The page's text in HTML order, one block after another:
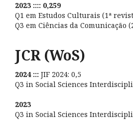
2023 :::: 0,259
Q1 em Estudos Culturais (1ª
Q3 em Ciências da Comunicação
JCR (WoS)
2024 ::: JIF 2024: 0,5
Q3 in Social Sciences
2023
Q3 in Social Sciences